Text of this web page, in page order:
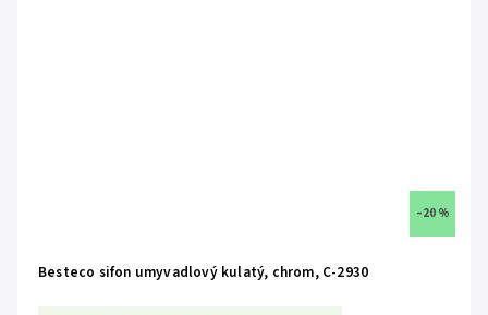
–20 %
Besteco sifon umyvadlový kulatý, chrom, C-2930